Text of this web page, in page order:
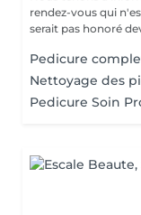
rendez-vous qui
serait pas honoré
Pedicure
Nettoyage des
Pedicure Soin